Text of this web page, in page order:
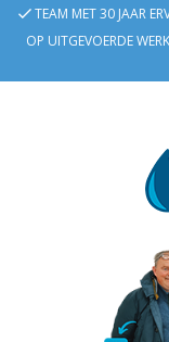
TEAM MET 30 JAAR
OP UITGEVOERDE